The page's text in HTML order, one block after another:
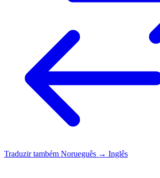
Traduzir também Norueguês → Inglês